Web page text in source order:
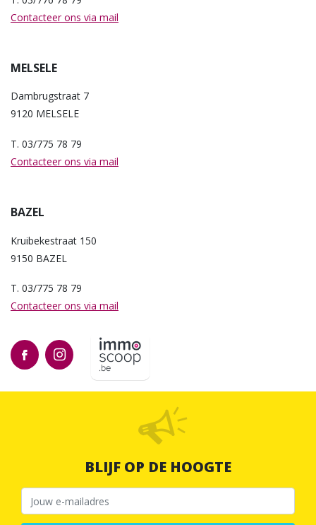
Contacteer ons via mail
MELSELE
Dambrugstraat 7
9120 MELSELE
T. 03/775 78 79
Contacteer ons via mail
BAZEL
Kruibekestraat 150
9150 BAZEL
T. 03/775 78 79
Contacteer ons via mail
BLIJF OP DE HOOGTE